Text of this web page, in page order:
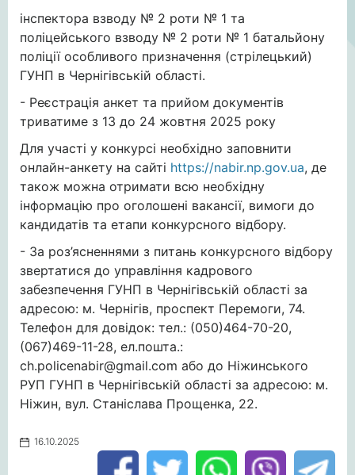
інспектора взводу № 2 роти № 1 та
поліцейського взводу № 2 роти № 1 батальйону
поліції особливого призначення (стрілецький)
ГУНП в Чернігівській області.
- Реєстрація анкет та прийом документів
триватиме з 13 до 24 жовтня 2025 року
Для участі у конкурсі необхідно заповнити
онлайн-анкету на сайті https://nabir.np.gov.ua, де
також можна отримати всю необхідну
інформацію про оголошені вакансії, вимоги до
кандидатів та етапи конкурсного відбору.
- За роз’ясненнями з питань конкурсного відбору
звертатися до управління кадрового
забезпечення ГУНП в Чернігівській області за
адресою: м. Чернігів, проспект Перемоги, 74.
Телефон для довідок: тел.: (050)464-70-20,
(067)469-11-28, ел.пошта.:
ch.policenabir@gmail.com або до Ніжинського
РУП ГУНП в Чернігівській області за адресою: м.
Ніжин, вул. Станіслава Прощенка, 22.
16.10.2025